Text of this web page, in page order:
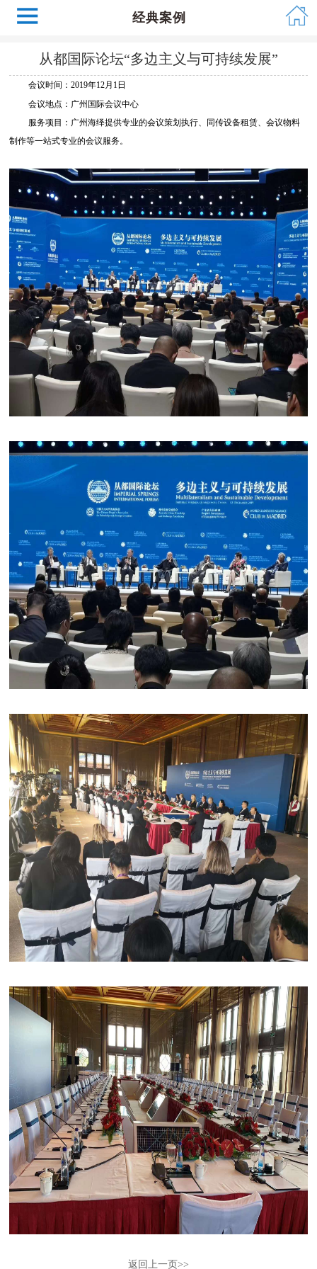
经典案例
从都国际论坛“多边主义与可持续发展”
会议时间：2019年12月1日
会议地点： 广州国际会议中心
服务项目：广州海绎提供专业的会议策划执行、同传设备租赁、会议物料
制作等一站式专业的会议服务。
返回上一页>>